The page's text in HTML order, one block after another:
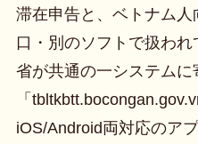
滞在申告と、ベトナム
口・別のソフトで扱わ
省が共通の一システム
「
iOS/Android両対応のア